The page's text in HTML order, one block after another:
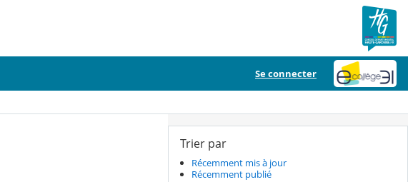
Se connecter
Trier par
Récemment mis à jour
Récemment publié